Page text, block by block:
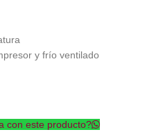
y frío ventilado
con este producto?